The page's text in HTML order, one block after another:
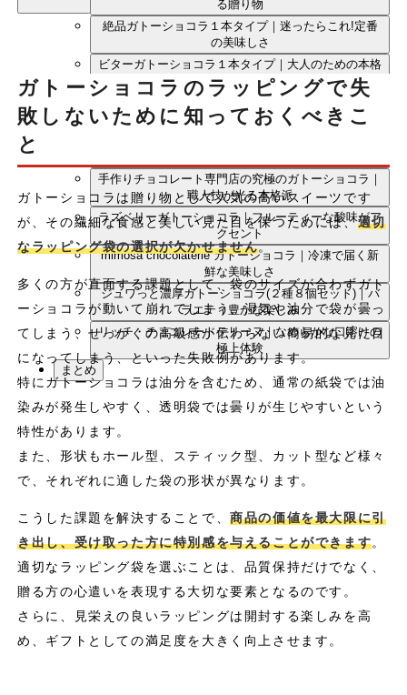
る贈り物
絶品ガトーショコラ１本タイプ｜迷ったらこれ!定番
の美味しさ
ビターガトーショコラ１本タイプ｜大人のための本格
ハートガトーショコラ２個入り(大人のビター)｜グル
テンフリーの優しさ
手作りチョコレート専門店の究極のガトーショコラ｜
職人技が光る本格派
ラズベリーガトーショコラ｜フルーティーな酸味がア
クセント
mimosa chocolaterie ガトーショコラ｜冷凍で届く新
鮮な美味しさ
ジュワっと濃厚ガトーショコラ(２種８個セット)｜バ
ラエティ豊かな楽しみ
リッチ・チョコレートテリーヌ｜なめらかな口溶けの
極上体験
まとめ
ガトーショコラのラッピングで失
敗しないために知っておくべきこ
と
ガトーショコラは贈り物として人気の高いスイーツです
が、その繊細な食感と美しい見た目を保つためには、適切
なラッピング袋の選択が欠かせません。
多くの方が直面する課題として、袋のサイズが合わずガト
ーショコラが動いて崩れてしまう、湿気や油分で袋が曇っ
てしまう、せっかくの高級感が伝わらない簡易的な見た目
になってしまう、といった失敗例があります。
特にガトーショコラは油分を含むため、通常の紙袋では油
染みが発生しやすく、透明袋では曇りが生じやすいという
特性があります。
また、形状もホール型、スティック型、カット型など様々
で、それぞれに適した袋の形状が異なります。
こうした課題を解決することで、商品の価値を最大限に引
き出し、受け取った方に特別感を与えることができます。
適切なラッピング袋を選ぶことは、品質保持だけでなく、
贈る方の心遣いを表現する大切な要素となるのです。
さらに、見栄えの良いラッピングは開封する楽しみを高
め、ギフトとしての満足度を大きく向上させます。